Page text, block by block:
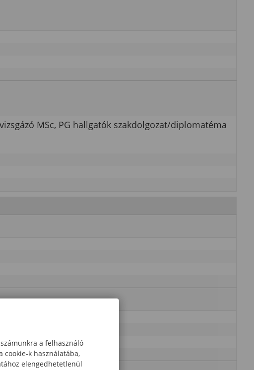
MSc, PG hallgatók szakdolgozat/diplomatéma
a felhasználó
cookie-k használatába,
elengedhetetlenül